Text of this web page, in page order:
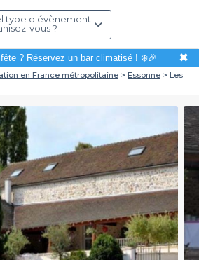
type d'évènement
vous ?
? Réservez un bar climatisé! ❄️🎉 ✖
en France métropolitaine Essonne
Les